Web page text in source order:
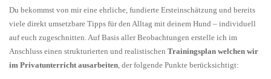
Du bekommst von mir eine ehrliche, fundierte Ersteinschätzung und bereits
viele direkt umsetzbare Tipps für den Alltag mit deinem Hund – individuell
auf euch zugeschnitten. Auf Basis aller Beobachtungen erstelle ich im
Anschluss einen strukturierten und realistischen Trainingsplan welchen wir
im Privatunterricht ausarbeiten , der folgende Punkte berücksichtigt: